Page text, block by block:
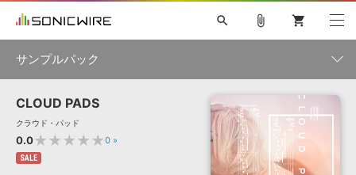
ソフト音源 »
プラグイン・エフェクト »
search
初音ミク NT 巡音ルカ V4X
MEIKO V3
KAITO V3
TOONTRACK
SPITFIRE AUDIO
VIENNA
EZ DRUMMER 3
ライセンスフリーBGM
ボーカル抜き出し
DUBSTEP
attach_file shopping_cart
サンプルパック
製品一覧
CLOUD PADS
クラウド・パッド
0.0★★★★★0 »
SALE